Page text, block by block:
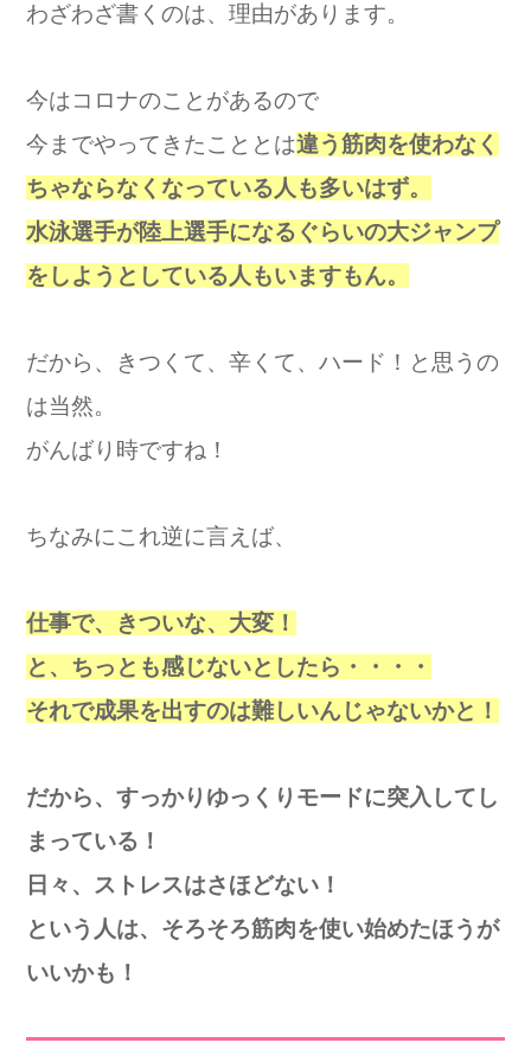
わざわざ書くのは、理由があります。
今はコロナのことがあるので
今までやってきたこととは違う筋肉を使わなく
ちゃならなくなっている人も多いはず。
水泳選手が陸上選手になるぐらいの大ジャンプ
をしようとしている人もいますもん。
だから、きつくて、辛くて、ハード！と思うの
は当然。
がんばり時ですね！
ちなみにこれ逆に言えば、
仕事で、きついな、大変！
と、 ちっとも感じないとしたら・・・・
それで成果を出すのは難しいんじゃないかと！
だから、すっかりゆっくりモードに突入してし
まっている！
日々、ストレスはさほどない！
という人は、 そろそろ筋肉を使い始めたほうが
いいかも！